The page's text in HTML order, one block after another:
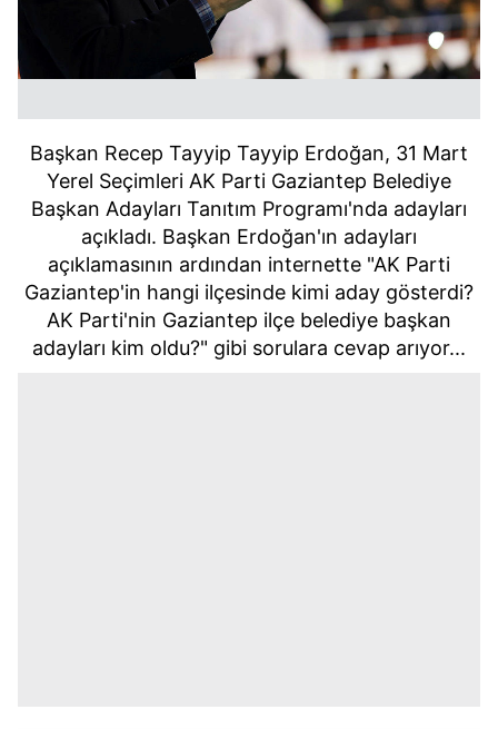
Başkan Recep Tayyip Tayyip Erdoğan, 31 Mart
Yerel Seçimleri AK Parti Gaziantep Belediye
Başkan Adayları Tanıtım Programı'nda adayları
açıkladı. Başkan Erdoğan'ın adayları
açıklamasının ardından internette "AK Parti
Gaziantep'in hangi ilçesinde kimi aday gösterdi?
AK Parti'nin Gaziantep ilçe belediye başkan
adayları kim oldu?" gibi sorulara cevap arıyor...